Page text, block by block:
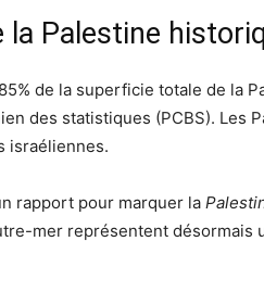
la Palestine
de la superficie totale de la
des statistiques (PCBS). Les
israéliennes.
rapport pour marquer la
mer représentent désormais